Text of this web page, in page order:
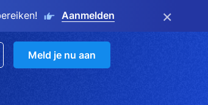
Aanmelden ×
Meld je nu aan